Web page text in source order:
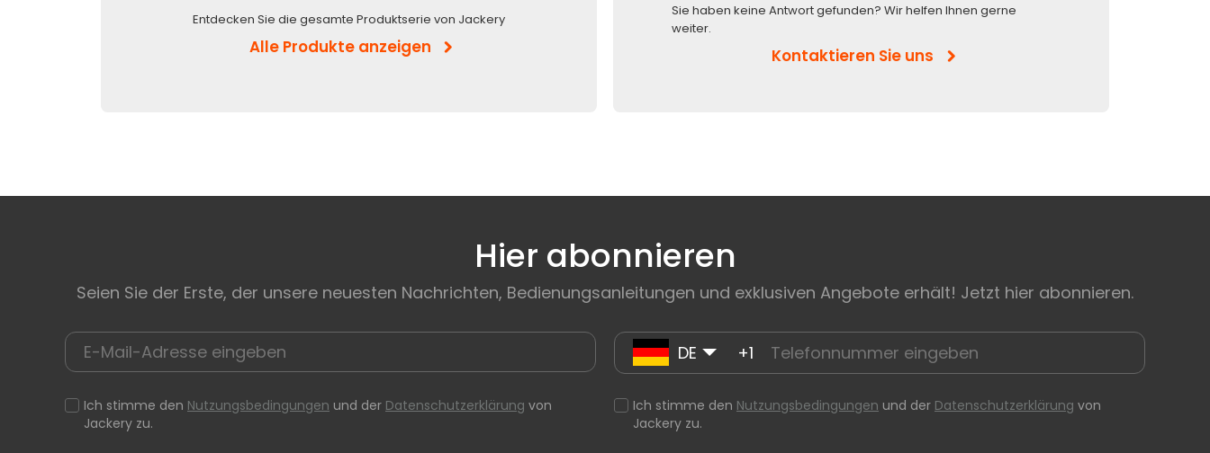
Entdecken Sie die gesamte Produktserie von Jackery
Alle Produkte anzeigen
Sie haben keine Antwort gefunden? Wir helfen Ihnen gerne
weiter.
Kontaktieren Sie uns
Hier abonnieren
Seien Sie der Erste, der unsere neuesten Nachrichten, Bedienungsanleitungen und exklusiven Angebote erhält! Jetzt hier abonnieren.
Ich stimme den Nutzungsbedingungen und der Datenschutzerklärung von
Jackery zu.
DE +1
Ich stimme den Nutzungsbedingungen und der Datenschutzerklärung von
Jackery zu.